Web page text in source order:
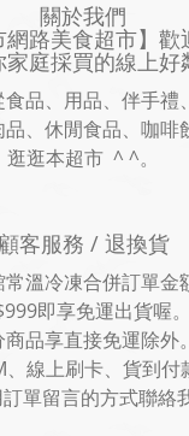
關於我們
網路美食超市】歡
庭採買的線上好
食品、用品、伴手禮
、休閒食品、咖啡
逛逛本超市 ^ ^。
顧客服務 / 退換貨
常溫冷凍合併訂單金
即享免運出貨喔。
品享直接免運除外。
線上刷卡、貨到付
單留言的方式聯絡